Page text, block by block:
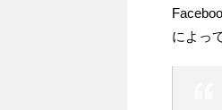
によっ